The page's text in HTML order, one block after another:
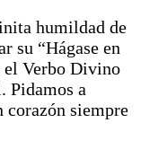
humildad de
su “Hágase en
el Verbo Divino
Pidamos a
corazón siempre